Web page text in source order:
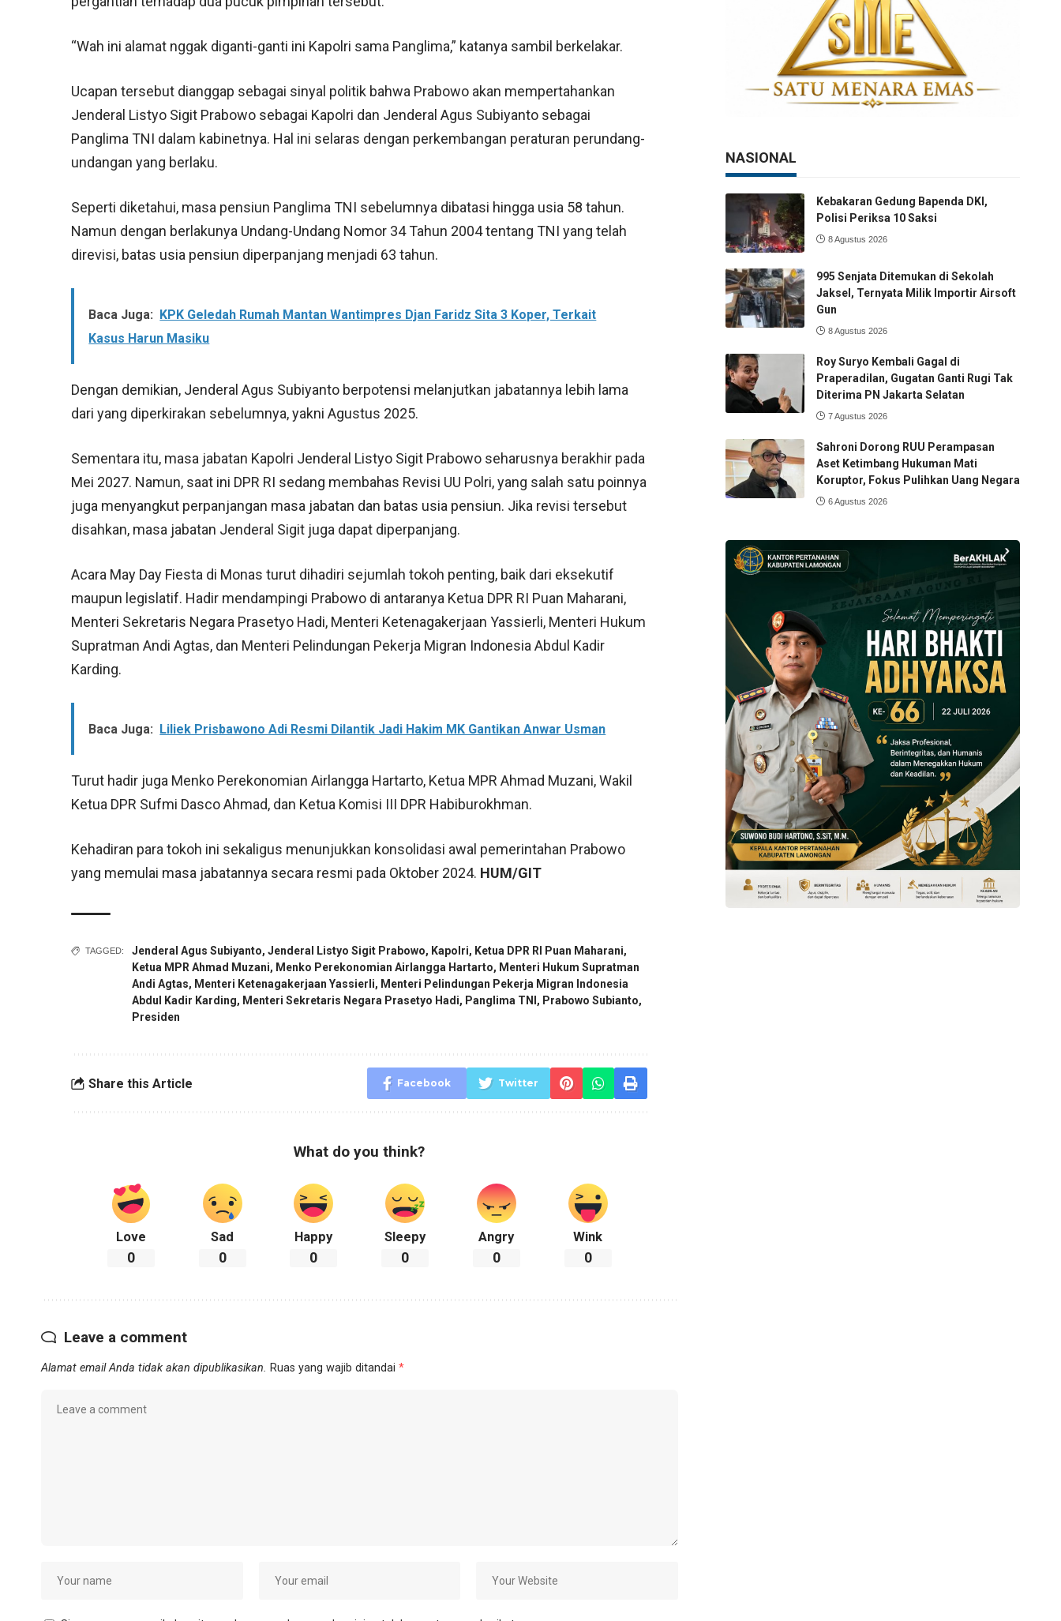
“Wah ini alamat nggak diganti-ganti ini Kapolri sama Panglima,” katanya sambil berkelakar.
Ucapan tersebut dianggap sebagai sinyal politik bahwa Prabowo akan mempertahankan
Jenderal Listyo Sigit Prabowo sebagai Kapolri dan Jenderal Agus Subiyanto sebagai
Panglima TNI dalam kabinetnya. Hal ini selaras dengan perkembangan peraturan perundang-
undangan yang berlaku.
Seperti diketahui, masa pensiun Panglima TNI sebelumnya dibatasi hingga usia 58 tahun.
Namun dengan berlakunya Undang-Undang Nomor 34 Tahun 2004 tentang TNI yang telah
direvisi, batas usia pensiun diperpanjang menjadi 63 tahun.
Baca Juga:
KPK Geledah Rumah Mantan Wantimpres Djan Faridz Sita 3 Koper, Terkait
Kasus Harun Masiku
Dengan demikian, Jenderal Agus Subiyanto berpotensi melanjutkan jabatannya lebih lama
dari yang diperkirakan sebelumnya, yakni Agustus 2025.
Sementara itu, masa jabatan Kapolri Jenderal Listyo Sigit Prabowo seharusnya berakhir pada
Mei 2027. Namun, saat ini DPR RI sedang membahas Revisi UU Polri, yang salah satu poinnya
juga menyangkut perpanjangan masa jabatan dan batas usia pensiun. Jika revisi tersebut
disahkan, masa jabatan Jenderal Sigit juga dapat diperpanjang.
Acara May Day Fiesta di Monas turut dihadiri sejumlah tokoh penting, baik dari eksekutif
maupun legislatif. Hadir mendampingi Prabowo di antaranya Ketua DPR RI Puan Maharani,
Menteri Sekretaris Negara Prasetyo Hadi, Menteri Ketenagakerjaan Yassierli, Menteri Hukum
Supratman Andi Agtas, dan Menteri Pelindungan Pekerja Migran Indonesia Abdul Kadir
Karding.
Baca Juga: Liliek Prisbawono Adi Resmi Dilantik Jadi Hakim MK Gantikan Anwar Usman
Turut hadir juga Menko Perekonomian Airlangga Hartarto, Ketua MPR Ahmad Muzani, Wakil
Ketua DPR Sufmi Dasco Ahmad, dan Ketua Komisi III DPR Habiburokhman.
Kehadiran para tokoh ini sekaligus menunjukkan konsolidasi awal pemerintahan Prabowo
yang memulai masa jabatannya secara resmi pada Oktober 2024. HUM/GIT
TAGGED: Jenderal Agus Subiyanto,Jenderal Listyo Sigit Prabowo, Kapolri, Ketua DPR RI Puan Maharani,
Ketua MPR Ahmad Muzani, Menko Perekonomian Airlangga Hartarto, Menteri Hukum Supratman
Andi Agtas, Menteri Ketenagakerjaan Yassierli, Menteri Pelindungan Pekerja Migran Indonesia
Abdul Kadir Karding, Menteri Sekretaris Negara Prasetyo Hadi, Panglima TNI , Prabowo Subianto,
Presiden
Share this Article Facebook Twitter
What do you think?
Love
0
Sad
0
Happy
0
Sleepy
0
Angry
0
Wink
0
Leave a comment
Alamat email Anda tidak akan dipublikasikan. Ruas yang wajib ditandai *
NASIONAL
Kebakaran Gedung Bapenda DKI,
Polisi Periksa 10 Saksi
8 Agustus 2026
995 Senjata Ditemukan di Sekolah
Jaksel, Ternyata Milik Importir Airsoft
Gun
8 Agustus 2026
Roy Suryo Kembali Gagal di
Praperadilan, Gugatan Ganti Rugi Tak
Diterima PN Jakarta Selatan
7 Agustus 2026
Sahroni Dorong RUU Perampasan
Aset Ketimbang Hukuman Mati
Koruptor, Fokus Pulihkan Uang Negara
6 Agustus 2026